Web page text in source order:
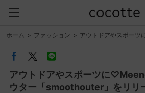
ホーム ファッション アウトドアやスポーツ
アウトドアやスポーツに
ウター「smoothouter」をリリ